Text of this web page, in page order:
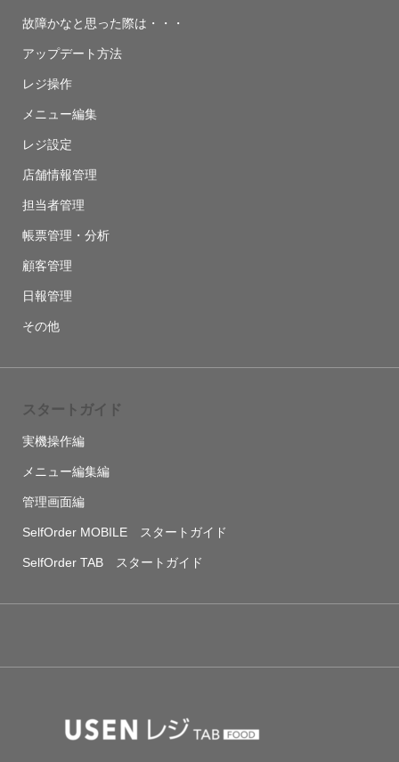
故障かなと思った際は・・・
アップデート方法
レジ操作
メニュー編集
レジ設定
店舗情報管理
担当者管理
帳票管理・分析
顧客管理
日報管理
その他
スタートガイド
実機操作編
メニュー編集編
管理画面編
SelfOrder MOBILE スタートガイド
SelfOrder TAB スタートガイド